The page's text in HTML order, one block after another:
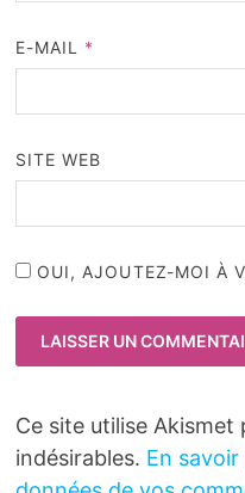
E-MAIL *
SITE WEB
OUI, AJOUTEZ-MOI À
Ce site utilise Akismet
indésirables. En